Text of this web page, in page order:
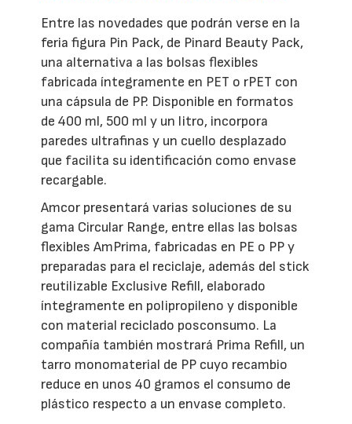
Entre las novedades que podrán verse en la
feria figura Pin Pack, de Pinard Beauty Pack,
una alternativa a las bolsas flexibles
fabricada íntegramente en PET o rPET con
una cápsula de PP. Disponible en formatos
de 400 ml, 500 ml y un litro, incorpora
paredes ultrafinas y un cuello desplazado
que facilita su identificación como envase
recargable.
Amcor presentará varias soluciones de su
gama Circular Range, entre ellas las bolsas
flexibles AmPrima, fabricadas en PE o PP y
preparadas para el reciclaje, además del stick
reutilizable Exclusive Refill, elaborado
íntegramente en polipropileno y disponible
con material reciclado posconsumo. La
compañía también mostrará Prima Refill, un
tarro monomaterial de PP cuyo recambio
reduce en unos 40 gramos el consumo de
plástico respecto a un envase completo.